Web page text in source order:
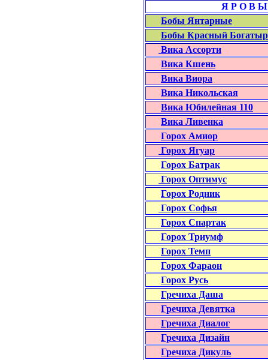
Я Р О В
Бобы Янтарные
Бобы Красный
Вика Ассорти
Вика Кшень
Вика Виора
Вика Никольская
Вика Юбилейная 110
Вика Ливенка
Горох Амиор
Горох Ягуар
Горох Батрак
Горох Оптимус
Горох Родник
Горох Софья
Горох Спартак
Горох Триумф
Горох Темп
Горох Фараон
Горох Русь
Гречиха Даша
Гречиха Девятка
Гречиха Диалог
Гречиха Дизайн
Гречиха Дикуль